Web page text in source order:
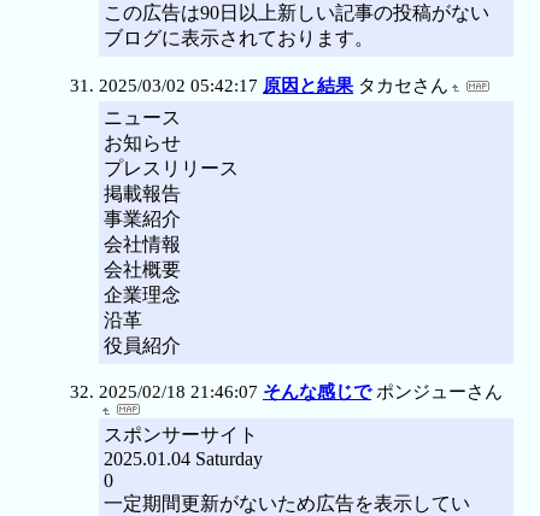
この広告は90日以上新しい記事の投稿がない
ブログに表示されております。
2025/03/02 05:42:17 原因と結果 タカセさん
ニュース
お知らせ
プレスリリース
掲載報告
事業紹介
会社情報
会社概要
企業理念
沿革
役員紹介
2025/02/18 21:46:07 そんな感じで ポンジューさん
スポンサーサイト
2025.01.04 Saturday
0
一定期間更新がないため広告を表示してい